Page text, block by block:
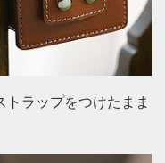
ラップをつけたまま